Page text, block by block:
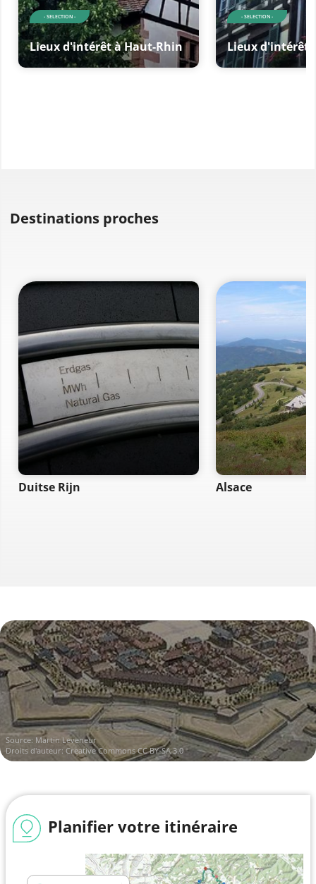
- SELECTION -
Lieux d'intérêt à Haut-Rhin
- SELECTION -
Lieux d'intérêt
Destinations proches
Duitse Rijn Alsace
Source: Martin Leveneur
Droits d'auteur: Creative Commons CC BY-SA 3.0
Planifier votre itinéraire